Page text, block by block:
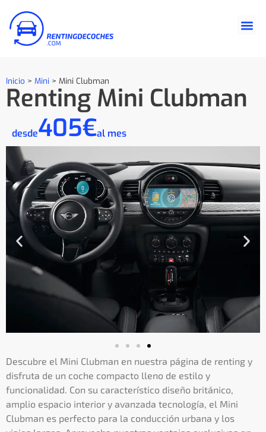
Inicio > Mini > Mini Clubman
Renting Mini Clubman
desde405€al mes
Descubre el Mini Clubman en nuestra página de renting y
disfruta de un coche compacto lleno de estilo y
funcionalidad. Con su característico diseño británico,
amplio espacio interior y avanzada tecnología, el Mini
Clubman es perfecto para la conducción urbana y los